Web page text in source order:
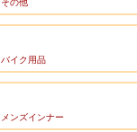
その他
バイク用品
メンズインナー